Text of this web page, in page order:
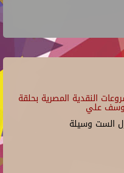
النقدية المصرية بحلقة
علي
الست وسيلة